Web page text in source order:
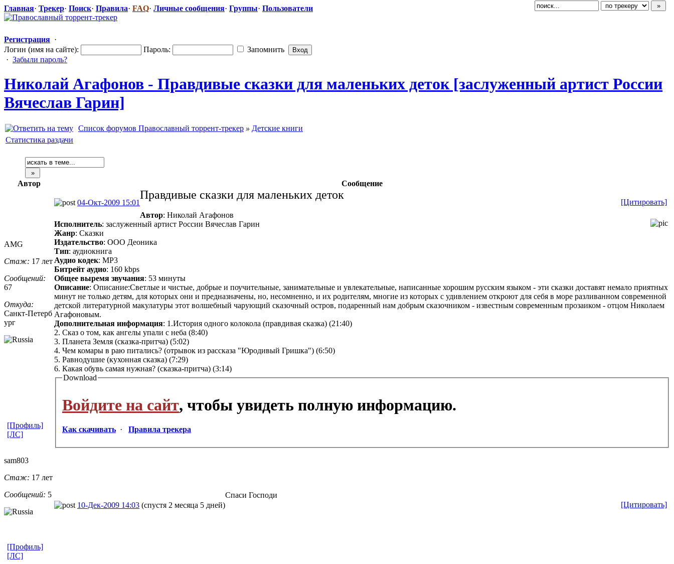
Главная· Трекер· Поиск· Правила· FAQ· Личные сообщения· Группы· Пользователи
Регистрация ·
Логин (имя на сайте):
Пароль:
Запомнить
· Забыли пароль?
Николай Агафонов - Правдивые сказки для маленьких деток [заслуженный артист России
Вячеслав Гарин]
Список форумов Православный торрент-трекер » Детские книги
Статистика раздачи
Автор Сообщение
AMG
Стаж: 17 лет
Сообщений:
67
Откуда:
Санкт-Петерб
ург
04-Окт-2009 15:01 [Цитировать]
Правдивые сказки для маленьких деток
Автор: Николай Агафонов
Исполнитель: заслуженный артист России Вячеслав Гарин
Жанр: Сказки
Издательство: ООО Деоника
Тип: аудиокнига
Аудио кодек: MP3
Битрейт аудио: 160 kbps
Общее выремя звучания: 53 минуты
Описание: Описание:Светлые и чистые, добрые и поучительные, занимательные и увлекательные, написанные хорошим русским языком - эти сказки доставят немало приятных
минут не только детям, для которых они и предназначены, но, несомненно, и их родителям, многие из которых с удивлением откроют для себя в море разливанном современной
детской литературной макулатуры этот волшебный чарующий сказочный остров, подаренный нам добрым сказочником - известным современным прозаиком - отцом Николаем
Агафоновым.
Дополнительная информация: 1.История одного колокола (правдивая сказка) (21:40)
2. Сказ о том, как ангелы упали с неба (8:40)
3. Планета Земля (сказка-притча) (5:02)
4. Чем комары в раю питались? (отрывок из рассказа "Юродивый Гришка") (6:50)
5. Равнодушие (кухонная сказка) (7:29)
6. Какая обувь самая нужная? (сказка-притча) (3:14)
Download
Войдите на сайт, чтобы увидеть полную информацию.
Как скачивать · Правила трекера
[Профиль]
[ЛС]
sam803
Стаж: 17 лет
Сообщений: 5
10-Дек-2009 14:03 (спустя 2 месяца 5 дней) [Цитировать]
Спаси Господи
[Профиль]
[ЛС]